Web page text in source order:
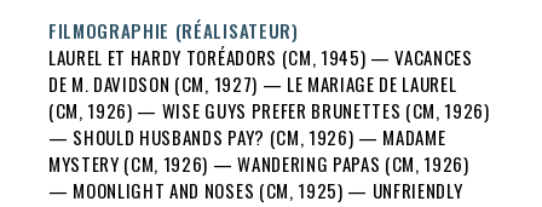
FILMOGRAPHIE (RÉALISATEUR)
LAUREL ET HARDY TORÉADORS (CM, 1945) — VACANCES
DE M. DAVIDSON (CM, 1927) — LE MARIAGE DE LAUREL
(CM, 1926) — WISE GUYS PREFER BRUNETTES (CM, 1926)
— SHOULD HUSBANDS PAY? (CM, 1926) — MADAME
MYSTERY (CM, 1926) — WANDERING PAPAS (CM, 1926)
— MOONLIGHT AND NOSES (CM, 1925) — UNFRIENDLY